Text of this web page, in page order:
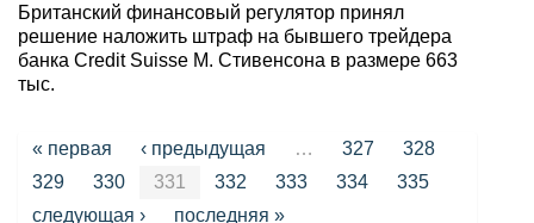
Британский финансовый регулятор принял
решение наложить штраф на бывшего трейдера
банка Credit Suisse М. Стивенсона в размере 663
тыс.
Страницы
« первая ‹ предыдущая … 327
328
329
330 331 332 333 334
335
следующая ›
последняя »